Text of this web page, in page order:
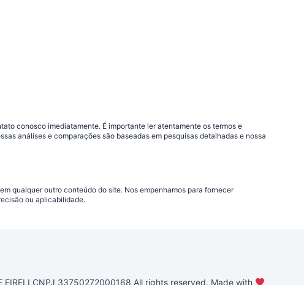
conosco imediatamente. É importante ler atentamente os termos e
análises e comparações são baseadas em pesquisas detalhadas e nossa
qualquer outro conteúdo do site. Nos empenhamos para fornecer
ou aplicabilidade.
EIRELI CNPJ 33750272000168 All rights reserved. Made with